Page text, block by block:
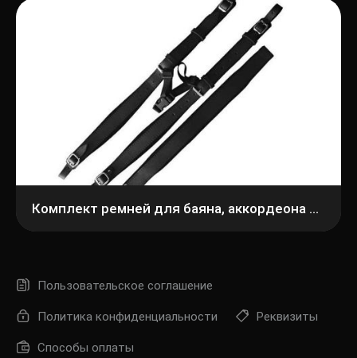
Комплект ремней для баяна, аккордеона АМС РБк3/4-1.1
Пользовательское соглашение
Политика конфиденциальности Реквизиты
Способы оплаты